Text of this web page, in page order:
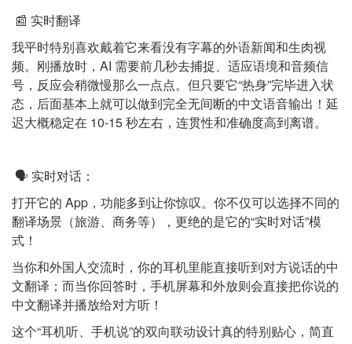
📰 实时翻译
我平时特别喜欢戴着它来看没有字幕的外语新闻和生肉视
频。刚播放时，AI 需要前几秒去捕捉、适应语境和音频信
号，反应会稍微慢那么一点点。但只要它“热身”完毕进入状
态，后面基本上就可以做到完全无间断的中文语音输出！延
迟大概稳定在 10-15 秒左右，连贯性和准确度高到离谱。
🗣️ 实时对话：
打开它的 App，功能多到让你惊叹。你不仅可以选择不同的
翻译场景（旅游、商务等），更绝的是它的“实时对话”模
式！
当你和外国人交流时，你的耳机里能直接听到对方说话的中
文翻译；而当你回答时，手机屏幕和外放则会直接把你说的
中文翻译并播放给对方听！
这个“耳机听、手机说”的双向联动设计真的特别贴心，简直